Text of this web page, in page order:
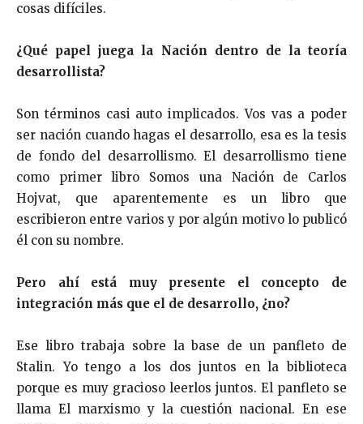
cosas difíciles.
¿Qué papel juega la Nación dentro de la teoría
desarrollista?
Son términos casi auto implicados. Vos vas a poder
ser nación cuando hagas el desarrollo, esa es la tesis
de fondo del desarrollismo. El desarrollismo tiene
como primer libro Somos una Nación de Carlos
Hojvat, que aparentemente es un libro que
escribieron entre varios y por algún motivo lo publicó
él con su nombre.
Pero ahí está muy presente el concepto de
integración más que el de desarrollo, ¿no?
Ese libro trabaja sobre la base de un panfleto de
Stalin. Yo tengo a los dos juntos en la biblioteca
porque es muy gracioso leerlos juntos. El panfleto se
llama El marxismo y la cuestión nacional. En ese